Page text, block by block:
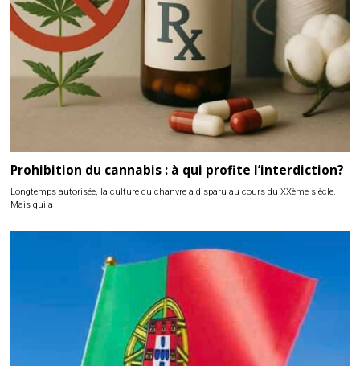
Prohibition du cannabis : à qui profite l’interdiction?
Longtemps autorisée, la culture du chanvre a disparu au cours du XXème siècle.
Mais qui a